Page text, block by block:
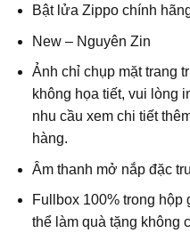
là:
995.000 ₫.
Bật lửa Zippo chính
New – Nguyên Zin
Ảnh chỉ chụp mặt trang
không họa tiết, vui lòng
nhu cầu xem chi tiết
hàng.
Âm thanh mở nắp đặc
Fullbox 100% trong
thể làm quà tặng không